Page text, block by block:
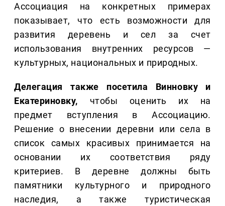
Ассоциация на конкретных примерах
показывает, что есть возможности для
развития деревень и сел за счет
использования внутренних ресурсов —
культурных, национальных и природных.
Делегация также посетила Винновку и
Екатериновку, чтобы оценить их на
предмет вступления в Ассоциацию.
Решение о внесении деревни или села в
список самых красивых принимается на
основании их соответствия ряду
критериев. В деревне должны быть
памятники культурного и природного
наследия, а также туристическая